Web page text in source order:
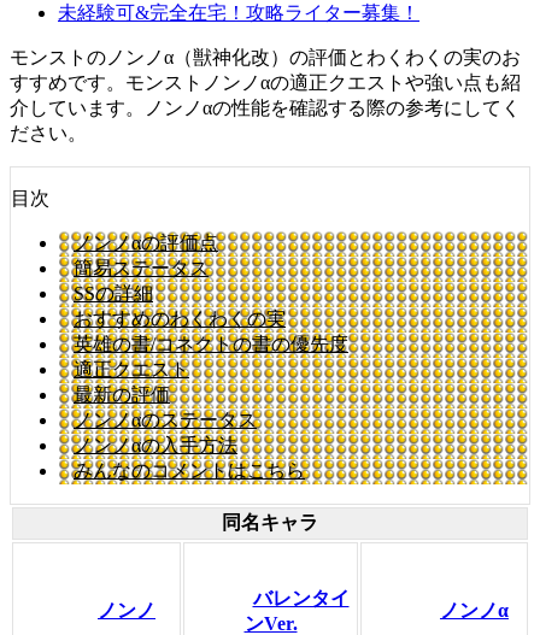
未経験可&完全在宅！攻略ライター募集！
モンストのノンノα（獣神化改）の評価とわくわくの実のお
すすめです。モンストノンノαの適正クエストや強い点も紹
介しています。ノンノαの性能を確認する際の参考にしてく
ださい。
目次
ノンノαの評価点
簡易ステータス
SSの詳細
おすすめのわくわくの実
英雄の書/コネクトの書の優先度
適正クエスト
最新の評価
ノンノαのステータス
ノンノαの入手方法
みんなのコメントはこちら
同名キャラ
ノンノ
バレンタイ
ンVer.
ノンノα